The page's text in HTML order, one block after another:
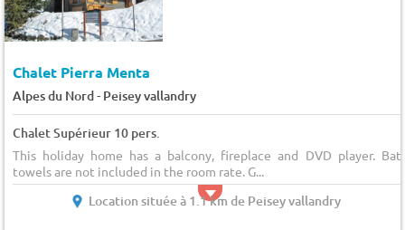
Chalet Pierra Menta
Alpes du Nord- Peisey vallandry
Chalet Supérieur 10 pers.
This holiday home has a balcony, fireplace and DVD player.
towels are not included in the room rate. G...
Location située à 1.1 km de Peisey vallandry